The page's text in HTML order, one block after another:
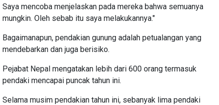
Saya mencoba menjelaskan pada mereka bahwa semuanya
mungkin. Oleh sebab itu saya melakukannya."
Bagaimanapun, pendakian gunung adalah petualangan yang
mendebarkan dan juga berisiko.
Pejabat Nepal mengatakan lebih dari 600 orang termasuk
pendaki mencapai puncak tahun ini.
Selama musim pendakian tahun ini, sebanyak lima pendaki